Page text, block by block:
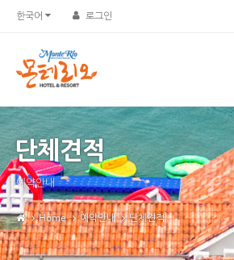
한국어 로그인
단체견적
예약안내
Home 예약안내 단체견적
Sketchbook5, 스케치북5